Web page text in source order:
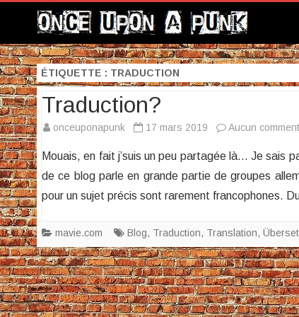
ÉTIQUETTE : TRADUCTION
Traduction?
onceuponapunk 17 mars 2019 Aucun
Mouais, en fait j’suis un peu partagée là… Je sais
de ce blog parle en grande partie de groupes
pour un sujet précis sont rarement francophones.
mavie.com Blog, Traduction, Translation,